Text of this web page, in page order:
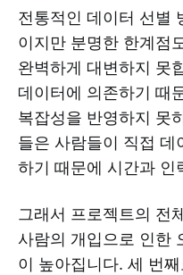
전통적인 데이터 선별
이지만 분명한 한계점
완벽하게 대변하지 못
데이터에 의존하기 때
복잡성을 반영하지 못
들은 사람들이 직접
하기 때문에 시간과 인
그래서 프로젝트의 전
사람의 개입으로 인한
이 높아집니다. 세 번